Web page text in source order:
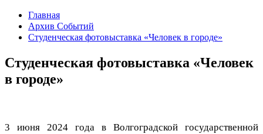
Главная
Архив Событий
Студенческая фотовыставка «Человек в городе»
Студенческая фотовыставка «Человек
в городе»
3 июня 2024 года в Волгоградской государственной